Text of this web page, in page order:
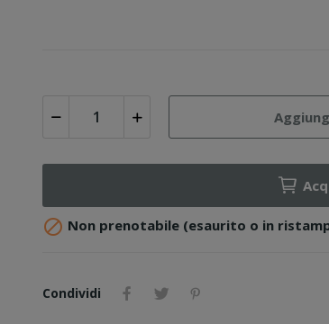
 Non prenotabile (esaurito o in
Condividi